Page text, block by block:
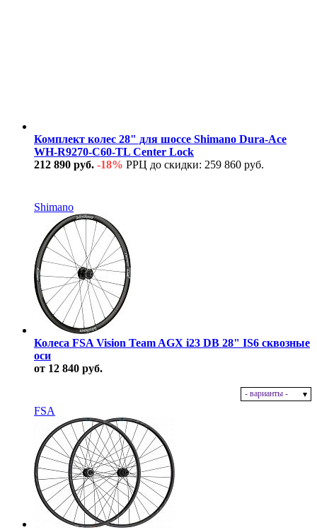
Комплект колес 28" для шоссе Shimano Dura-Ace
WH-R9270-C60-TL Center Lock
212 890 руб. -18% РРЦ до скидки: 259 860 руб.
Shimano
Колеса FSA Vision Team AGX i23 DB 28" IS6 сквозные
оси
от 12 840 руб.
- варианты -
FSA